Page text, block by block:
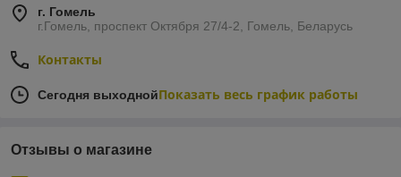
г. Гомель
г.Гомель, проспект Октября 27/4-2, Гомель, Беларусь
Контакты
Сегодня выходнойПоказать весь график работы
Отзывы о магазине